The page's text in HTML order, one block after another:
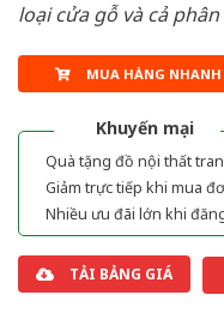
loại cửa gỗ và cả
MUA HÀNG NHANH
Khuyến mại
Quà tặng đồ nội thất
Giảm trực tiếp khi mua
Nhiều ưu đãi lớn khi
TẢI BẢNG GIÁ